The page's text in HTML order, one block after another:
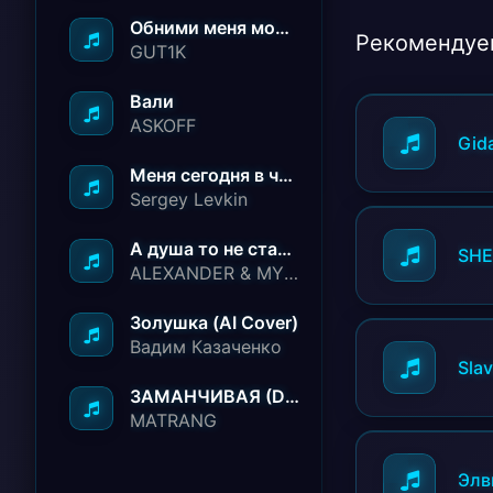
Обними меня молча ничего не говори
GUT1K
Вали
ASKOFF
Меня сегодня в чёрный список занесли
Sergey Levkin
А душа то не стареет
ALEXANDER & MY FAMILY
Золушка (AI Cover)
Вадим Казаченко
ЗАМАНЧИВАЯ (Deep House Remix)
MATRANG